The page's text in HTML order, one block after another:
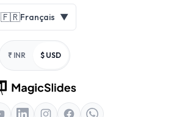
🇫🇷Français ▼
₹ INR $ USD